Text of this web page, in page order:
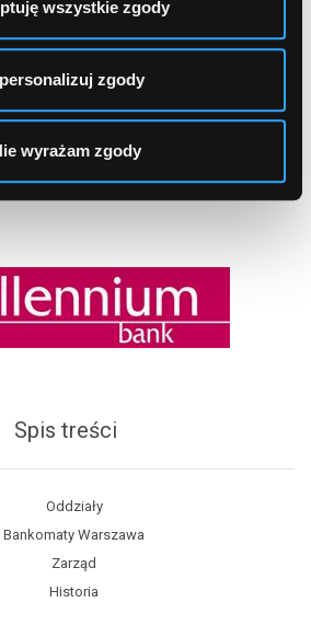
wszystkie zgody
zgody
wyrażam zgody
Spis treści
Oddziały
Bankomaty Warszawa
Zarząd
Historia
1 131